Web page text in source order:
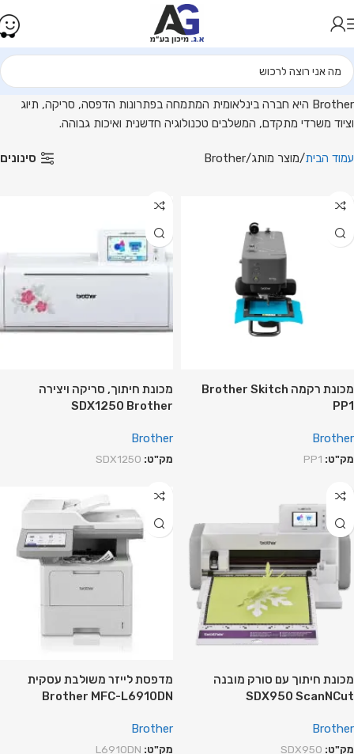
Brother היא חברה בינלאומית המתמחה בפתרונות הדפסה, סריקה, תיוג
וציוד משרדי מתקדם, המשלבים טכנולוגיה חדשנית ואיכות גבוהה.
עמוד הבית מוצר מותג Brother סינונים
מכונת רקמה Brother Skitch
PP1
Brother
מק"ט: PP1
מכונת חיתוך, סריקה ויצירה
SDX1250 Brother
Brother
מק"ט: SDX1250
מכונת חיתוך עם סורק מובנה
SDX950 ScanNCut
Brother
מק"ט: SDX950
מדפסת לייזר משולבת עסקית
Brother MFC-L6910DN
Brother
מק"ט: L6910DN